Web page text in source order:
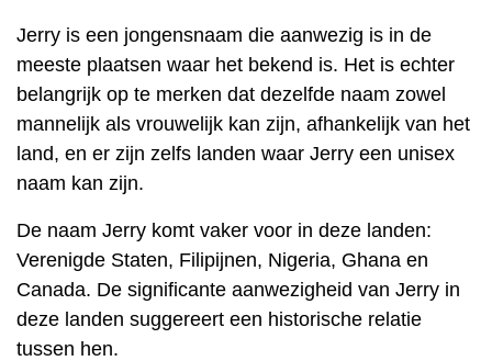
Jerry is een jongensnaam die aanwezig is in de
meeste plaatsen waar het bekend is. Het is echter
belangrijk op te merken dat dezelfde naam zowel
mannelijk als vrouwelijk kan zijn, afhankelijk van het
land, en er zijn zelfs landen waar Jerry een unisex
naam kan zijn.
De naam Jerry komt vaker voor in deze landen:
Verenigde Staten, Filipijnen, Nigeria, Ghana en
Canada. De significante aanwezigheid van Jerry in
deze landen suggereert een historische relatie
tussen hen.